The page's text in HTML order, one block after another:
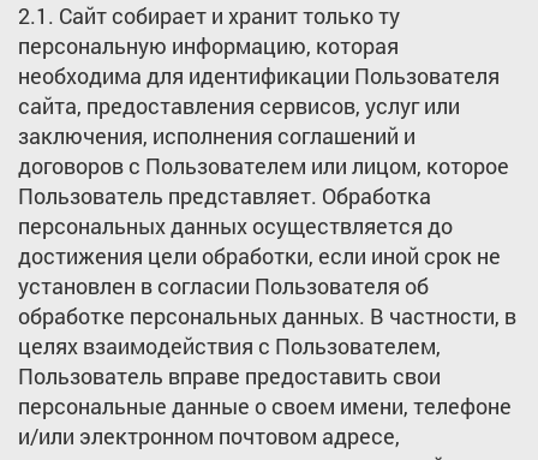
2.1. Сайт собирает и хранит только ту
персональную информацию, которая
необходима для идентификации Пользователя
сайта, предоставления сервисов, услуг или
заключения, исполнения соглашений и
договоров с Пользователем или лицом, которое
Пользователь представляет. Обработка
персональных данных осуществляется до
достижения цели обработки, если иной срок не
установлен в согласии Пользователя об
обработке персональных данных. В частности, в
целях взаимодействия с Пользователем,
Пользователь вправе предоставить свои
персональные данные о своем имени, телефоне
и/или электронном почтовом адресе,